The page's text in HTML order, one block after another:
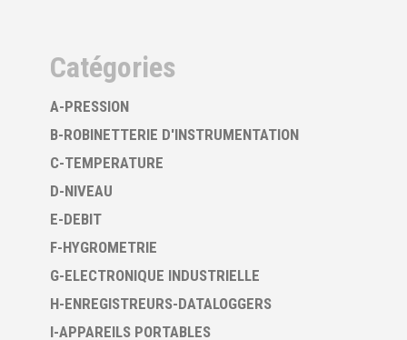
Catégories
A-PRESSION
B-ROBINETTERIE D'INSTRUMENTATION
C-TEMPERATURE
D-NIVEAU
E-DEBIT
F-HYGROMETRIE
G-ELECTRONIQUE INDUSTRIELLE
H-ENREGISTREURS-DATALOGGERS
I-APPAREILS PORTABLES